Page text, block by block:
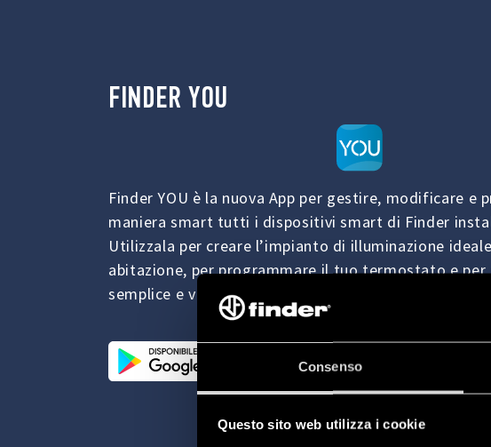
Consenso
Questo sito web utilizza i cookie
FINDER YOU
Finder YOU è la nuova App per gestire, modificare e
maniera smart tutti i dispositivi smart di Finder
Utilizzala per creare l’impianto di illuminazione
abitazione, per programmare il tuo termostato e
semplice e veloce, prese, tende o tapparelle smart.